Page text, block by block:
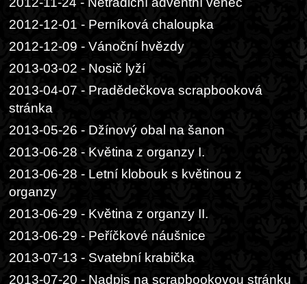
2012-12-01 - Perníková chaloupka
2012-12-09 - Vánoční hvězdy
2013-03-02 - Nosič lyží
2013-04-07 - Pradědečkova scrapbooková
stránka
2013-05-26 - Džínový obal na šanon
2013-06-28 - Květina z organzy I.
2013-06-28 - Letní klobouk s květinou z
organzy
2013-06-29 - Květina z organzy II.
2013-06-29 - Peříčkové náušnice
2013-07-13 - Svatební krabička
2013-07-20 - Nadpis na scrapbookovou stránku